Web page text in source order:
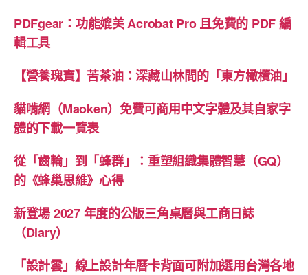
PDFgear：功能媲美 Acrobat Pro 且免費的 PDF 編
輯工具
【營養瑰寶】苦茶油：深藏山林間的「東方橄欖油」
貓啃網（Maoken）免費可商用中文字體及其自家字
體的下載一覽表
從「齒輪」到「蜂群」：重塑組織集體智慧（GQ）
的《蜂巢思維》心得
新登場 2027 年度的公版三角桌曆與工商日誌
（Diary）
「設計雲」線上設計年曆卡背面可附加選用台灣各地